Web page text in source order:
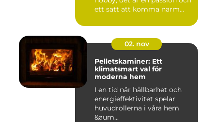
ett sätt att komma närm...
02. nov
Pelletskaminer: Ett
klimatsmart val för
moderna hem
I en tid när hållbarhet och
energieffektivitet spelar
huvudrollerna i våra hem
&aum...